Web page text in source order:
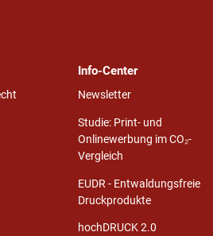
Info-Center
Newsletter
Studie: Print- und
Onlinewerbung im CO₂-
Vergleich
EUDR - Entwaldungsfreie
Druckprodukte
hochDRUCK 2.0